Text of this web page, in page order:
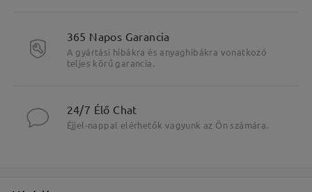
Fő jellemzők kiemelése
365 Napos Garancia
A gyártási hibákra és anyaghibákra vonatkozó
teljes körű garancia.
24/7 Élő Chat
Éjjel-nappal elérhetők vagyunk az Ön számára.